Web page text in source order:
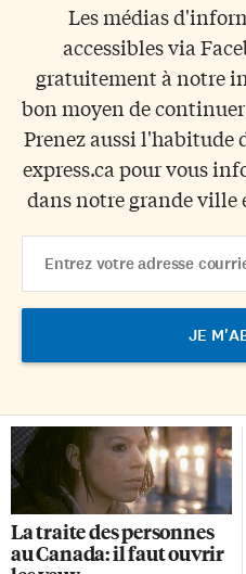
Les médias
accessibles via
gratuitement à notre
bon moyen de continuer
Prenez aussi l'habitude
express.ca pour vous
dans notre grande ville
Address
La traite des personnes
au Canada: il faut ouvrir